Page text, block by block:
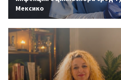
Мексико